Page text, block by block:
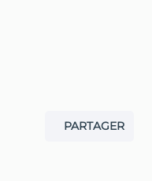
PARTAGER